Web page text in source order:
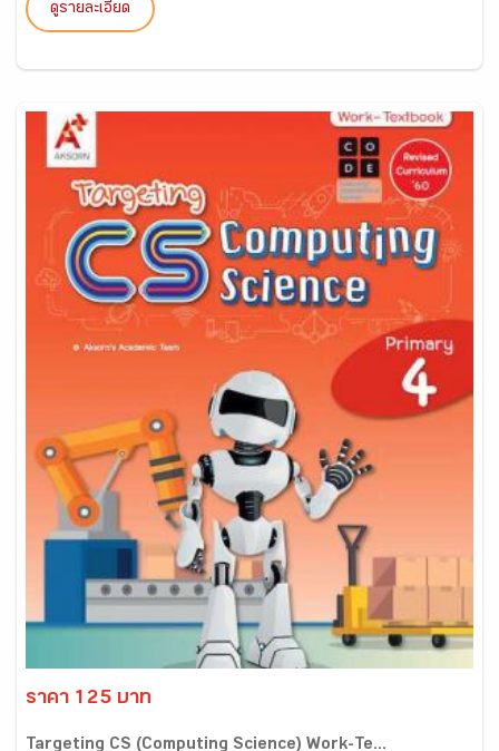
ดูรายละเอียด
ราคา 125 บาท
Targeting CS (Computing Science) Work-Te...